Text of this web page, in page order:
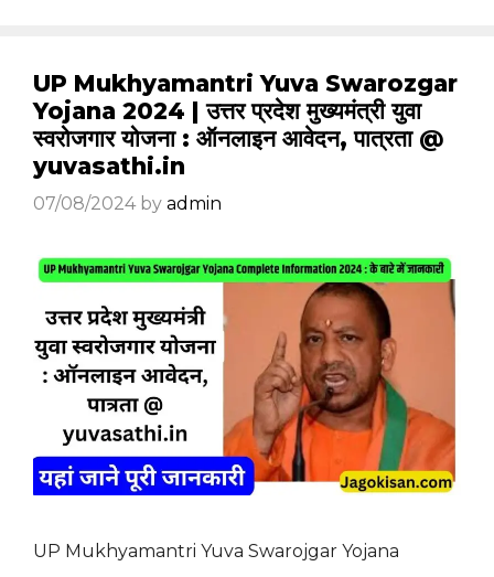
UP Mukhyamantri Yuva Swarozgar
Yojana 2024 | उत्तर प्रदेश मुख्यमंत्री युवा
स्वरोजगार योजना : ऑनलाइन आवेदन, पात्रता @
yuvasathi.in
07/08/2024 by admin
UP Mukhyamantri Yuva Swarojgar Yojana